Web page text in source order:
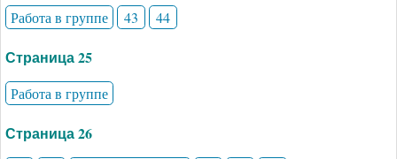
Работа в группе 43 44
Страница 25
Работа в группе
Страница 26